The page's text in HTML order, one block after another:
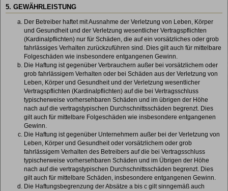
5. GEWÄHRLEISTUNG
Der Betreiber haftet mit Ausnahme der Verletzung von Leben, Körper
und Gesundheit und der Verletzung wesentlicher Vertragspflichten
(Kardinalpflichten) nur für Schäden, die auf ein vorsätzliches oder grob
fahrlässiges Verhalten zurückzuführen sind. Dies gilt auch für mittelbare
Folgeschäden wie insbesondere entgangenen Gewinn.
Die Haftung ist gegenüber Verbrauchern außer bei vorsätzlichem oder
grob fahrlässigem Verhalten oder bei Schäden aus der Verletzung von
Leben, Körper und Gesundheit und der Verletzung wesentlicher
Vertragspflichten (Kardinalpflichten) auf die bei Vertragsschluss
typischerweise vorhersehbaren Schäden und im übrigen der Höhe
nach auf die vertragstypischen Durchschnittsschäden begrenzt. Dies
gilt auch für mittelbare Folgeschäden wie insbesondere entgangenen
Gewinn.
Die Haftung ist gegenüber Unternehmern außer bei der Verletzung von
Leben, Körper und Gesundheit oder vorsätzlichem oder grob
fahrlässigem Verhalten des Betreibers auf die bei Vertragsschluss
typischerweise vorhersehbaren Schäden und im Übrigen der Höhe
nach auf die vertragstypischen Durchschnittsschäden begrenzt. Dies
gilt auch für mittelbare Schäden, insbesondere entgangenen Gewinn.
Die Haftungsbegrenzung der Absätze a bis c gilt sinngemäß auch